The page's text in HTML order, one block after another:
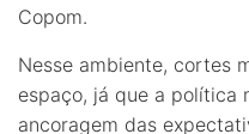
Copom.
Nesse ambiente, cortes
espaço, já que a política
ancoragem das